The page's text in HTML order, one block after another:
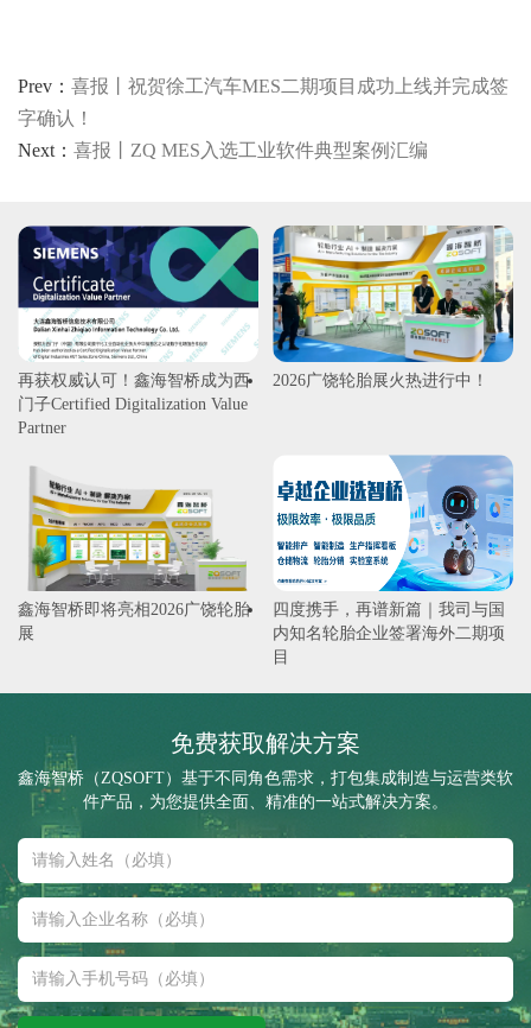
Prev： 喜报丨祝贺徐工汽车MES二期项目成功上线并完成签
字确认！
Next： 喜报丨ZQ MES入选工业软件典型案例汇编
再获权威认可！鑫海智桥成为西
门子Certified Digitalization Value
Partner
2026广饶轮胎展火热进行中！
鑫海智桥即将亮相2026广饶轮胎
展
四度携手，再谱新篇｜我司与国
内知名轮胎企业签署海外二期项
目
免费获取解决方案
鑫海智桥（ZQSOFT）基于不同角色需求，打包集成制造与运营类软
件产品，为您提供全面、精准的一站式解决方案。